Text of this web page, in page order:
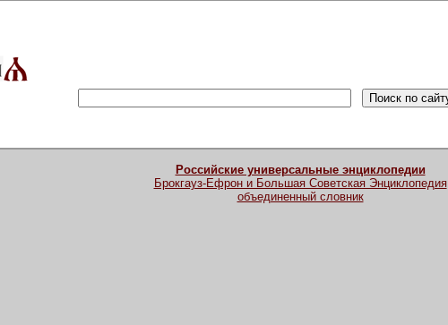
Российские универсальные энциклопедии
Брокгауз-Ефрон и Большая Советская Энциклопедия
объединенный словник